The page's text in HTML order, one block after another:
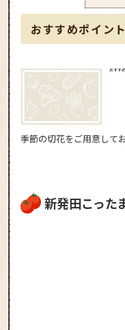
おすすめポイント
おすす
季節の切花をご用意して
新発田こった